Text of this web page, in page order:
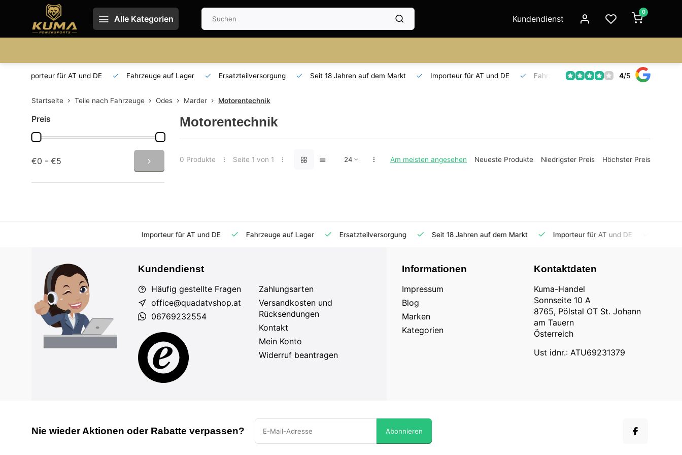
Alle Kategorien Kundendienst
0
Fahrzeuge auf Lager Ersatzteilversorgung Seit 18 Jahren auf dem Markt Importeur für AT und DE Fahrzeuge auf Lager Ersatzteilversorgung Seit 18
4/5
Startseite Teile nach Fahrzeuge Odes Marder Motorentechnik
Preis
€0 - €5
Motorentechnik
0 Produkte Seite 1 von 1 Am meisten angesehen Neueste Produkte Niedrigster Preis Höchster Preis
Fahrzeuge auf Lager Ersatzteilversorgung Seit 18 Jahren auf dem Markt Importeur für AT und DE Fahrzeuge auf Lager
Kundendienst
Häufig gestellte Fragen
office@quadatvshop.at
06769232554
Zahlungsarten
Versandkosten und
Rücksendungen
Kontakt
Mein Konto
Widerruf beantragen
Informationen
Impressum
Blog
Marken
Kategorien
Kontaktdaten
Kuma-Handel
Sonnseite 10 A
8765, Pölstal OT St. Johann
am Tauern
Österreich
Ust idnr.: ATU69231379
Nie wieder Aktionen oder Rabatte verpassen? Abonnieren